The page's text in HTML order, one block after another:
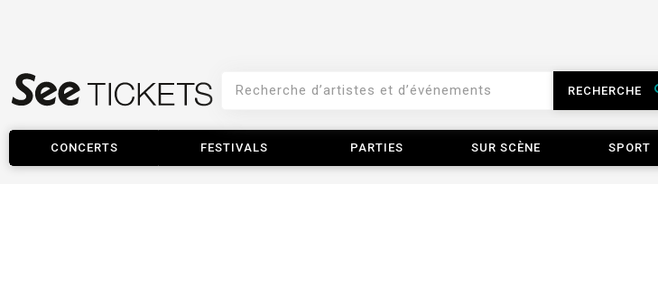
RECHERCHE
CONCERTS FESTIVALS PARTIES SUR SCÈNE SPORT